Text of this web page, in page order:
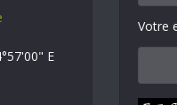
E
Votre